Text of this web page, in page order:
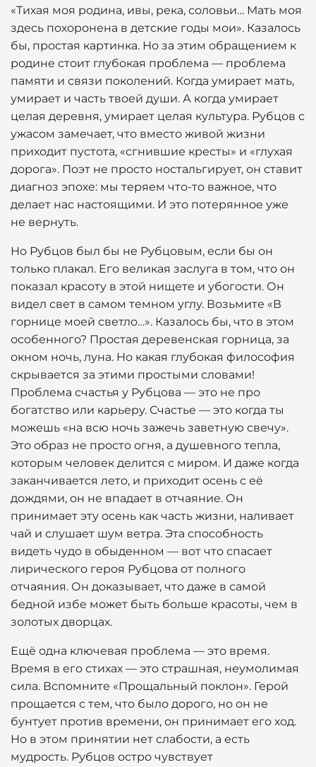
«Тихая моя родина, ивы, река, соловьи… Мать моя
здесь похоронена в детские годы мои». Казалось
бы, простая картинка. Но за этим обращением к
родине стоит глубокая проблема — проблема
памяти и связи поколений. Когда умирает мать,
умирает и часть твоей души. А когда умирает
целая деревня, умирает целая культура. Рубцов с
ужасом замечает, что вместо живой жизни
приходит пустота, «сгнившие кресты» и «глухая
дорога». Поэт не просто ностальгирует, он ставит
диагноз эпохе: мы теряем что-то важное, что
делает нас настоящими. И это потерянное уже
не вернуть.
Но Рубцов был бы не Рубцовым, если бы он
только плакал. Его великая заслуга в том, что он
показал красоту в этой нищете и убогости. Он
видел свет в самом темном углу. Возьмите «В
горнице моей светло…». Казалось бы, что в этом
особенного? Простая деревенская горница, за
окном ночь, луна. Но какая глубокая философия
скрывается за этими простыми словами!
Проблема счастья у Рубцова — это не про
богатство или карьеру. Счастье — это когда ты
можешь «на всю ночь зажечь заветную свечу».
Это образ не просто огня, а душевного тепла,
которым человек делится с миром. И даже когда
заканчивается лето, и приходит осень с её
дождями, он не впадает в отчаяние. Он
принимает эту осень как часть жизни, наливает
чай и слушает шум ветра. Эта способность
видеть чудо в обыденном — вот что спасает
лирического героя Рубцова от полного
отчаяния. Он доказывает, что даже в самой
бедной избе может быть больше красоты, чем в
золотых дворцах.
Ещё одна ключевая проблема — это время.
Время в его стихах — это страшная, неумолимая
сила. Вспомните «Прощальный поклон». Герой
прощается с тем, что было дорого, но он не
бунтует против времени, он принимает его ход.
Но в этом принятии нет слабости, а есть
мудрость. Рубцов остро чувствует